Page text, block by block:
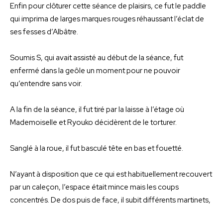
Enfin pour clôturer cette séance de plaisirs, ce fut le paddle
qui imprima de larges marques rouges réhaussant l’éclat de
ses fesses d’Albâtre.
Soumis S, qui avait assisté au début de la séance, fut
enfermé dans la geôle un moment pour ne pouvoir
qu’entendre sans voir.
A la fin de la séance, il fut tiré par la laisse à l’étage où
Mademoiselle et Ryouko décidèrent de le torturer.
Sanglé à la roue, il fut basculé tête en bas et fouetté.
N’ayant à disposition que ce qui est habituellement recouvert
par un caleçon, l’espace était mince mais les coups
concentrés. De dos puis de face, il subit différents martinets,